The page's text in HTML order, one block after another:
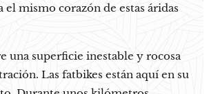
el mismo corazón de estas áridas
una superficie inestable y rocosa
Las fatbikes están aquí en su